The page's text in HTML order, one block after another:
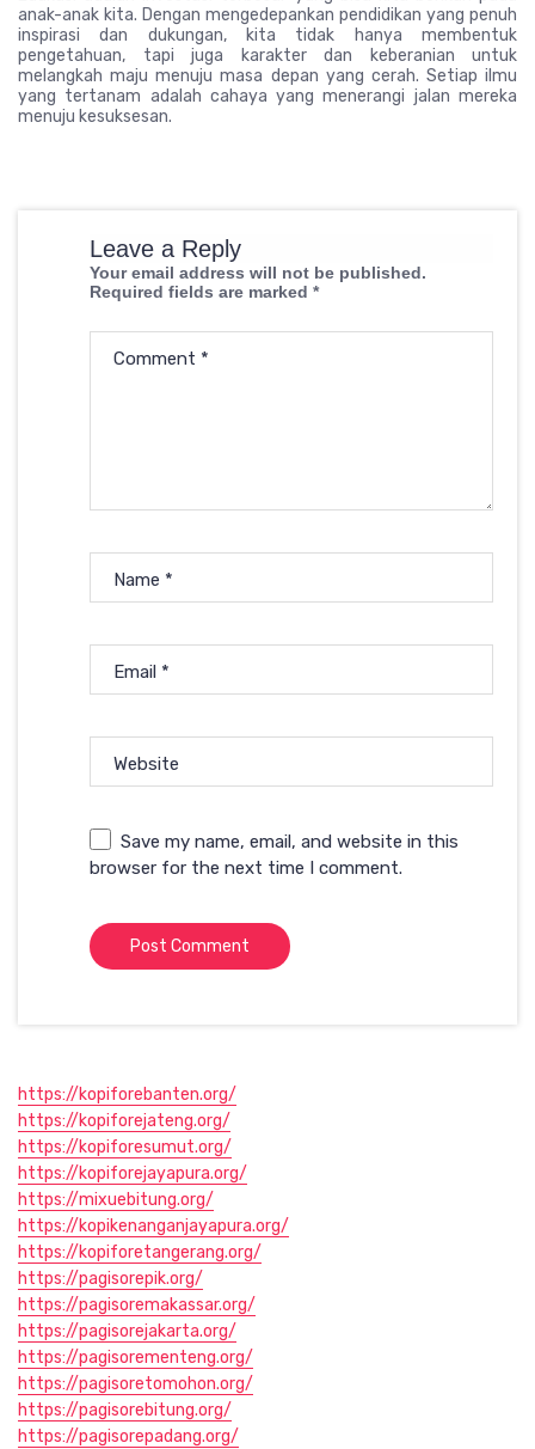
anak-anak kita. Dengan mengedepankan pendidikan yang penuh
inspirasi dan dukungan, kita tidak hanya membentuk
pengetahuan, tapi juga karakter dan keberanian untuk
melangkah maju menuju masa depan yang cerah. Setiap ilmu
yang tertanam adalah cahaya yang menerangi jalan mereka
menuju kesuksesan.
Leave a Reply
Your email address will not be published.
Required fields are marked *
Comment *
Name *
Email *
Website
Save my name, email, and website in this
browser for the next time I comment.
https://kopiforebanten.org/
https://kopiforejateng.org/
https://kopiforesumut.org/
https://kopiforejayapura.org/
https://mixuebitung.org/
https://kopikenanganjayapura.org/
https://kopiforetangerang.org/
https://pagisorepik.org/
https://pagisoremakassar.org/
https://pagisorejakarta.org/
https://pagisorementeng.org/
https://pagisoretomohon.org/
https://pagisorebitung.org/
https://pagisorepadang.org/